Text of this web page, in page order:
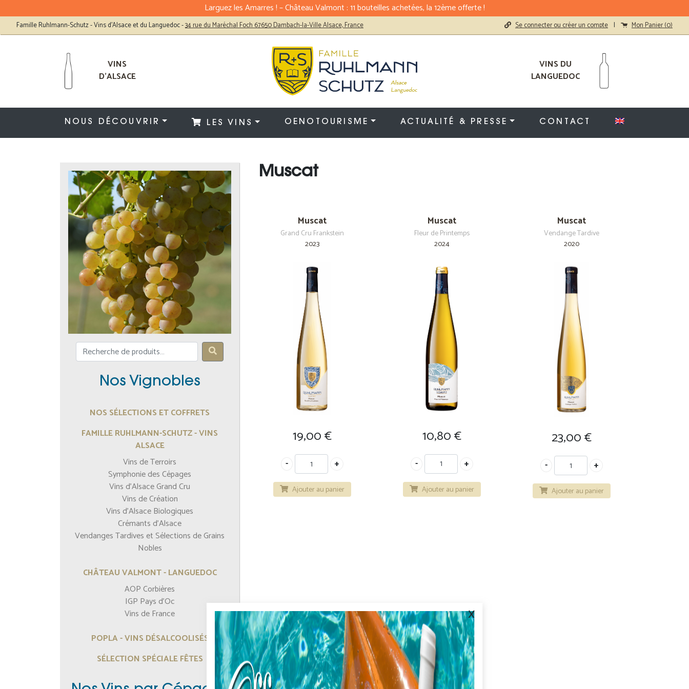
Larguez les Amarres ! – Château Valmont : 11 bouteilles achetées, la 12ème offerte !
Famille Ruhlmann-Schutz - Vins d'Alsace et du Languedoc-34 rue du Maréchal Foch 67650 Dambach-la-Ville Alsace, France Se connecter ou créer un compte | Mon Panier (0)
VINS
D'ALSACE
VINS DU
LANGUEDOC
NOUS DÉCOUVRIR LES VINS OENOTOURISME ACTUALITÉ & PRESSE CONTACT
Muscat
Muscat
Grand Cru Frankstein
2023
19,00€
Ajouter au panier
Muscat
Fleur de Printemps
2024
10,80€
Ajouter au panier
Muscat
Vendange Tardive
2020
23,00€
Ajouter au panier
Nos Vignobles
NOS SÉLECTIONS ET COFFRETS
FAMILLE RUHLMANN-SCHUTZ - VINS
ALSACE
Vins de Terroirs
Symphonie des Cépages
Vins d'Alsace Grand Cru
Vins de Création
Vins d'Alsace Biologiques
Crémants d'Alsace
Vendanges Tardives et Sélections de Grains
Nobles
CHÂTEAU VALMONT - LANGUEDOC
AOP Corbières
IGP Pays d'Oc
Vins de France
POPLA - VINS DÉSALCOOLISÉS
SÉLECTION SPÉCIALE FÊTES
x